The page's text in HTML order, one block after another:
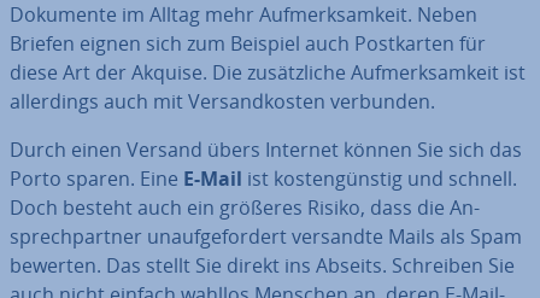
Dokumente im Alltag mehr Auf­merk­sam­keit. Neben
Briefen eignen sich zum Beispiel auch Post­kar­ten für
diese Art der Akquise. Die zu­sätz­li­che Auf­merk­sam­keit ist
al­ler­dings auch mit Ver­sand­kos­ten verbunden.
Durch einen Versand übers Internet können Sie sich das
Porto sparen. Eine E-Mail ist kos­ten­güns­tig und schnell.
Doch besteht auch ein größeres Risiko, dass die An­
sprech­part­ner un­auf­ge­for­dert versandte Mails als Spam
bewerten. Das stellt Sie direkt ins Abseits. Schreiben Sie